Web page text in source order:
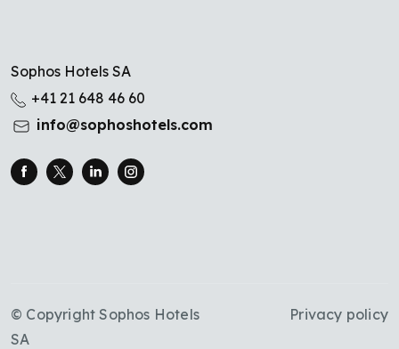
Sophos Hotels SA
+41 21 648 46 60
info@sophoshotels.com
© Copyright Sophos Hotels
SA
Privacy policy